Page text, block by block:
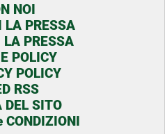
NOI
LA PRESSA
LA PRESSA
POLICY
POLICY
RSS
DEL SITO
CONDIZIONI